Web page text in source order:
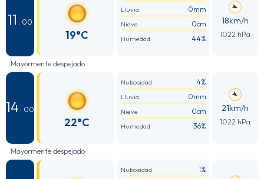
11 : 00
19°C
Lluvia 0mm
Nieve 0cm
Humedad 44%
18km/h
1022 hPa
Mayormente despejado
14 : 00
22°C
Nubosidad 4%
Lluvia 0mm
Nieve 0cm
Humedad 36%
21km/h
1022 hPa
Mayormente despejado
Nubosidad 1%